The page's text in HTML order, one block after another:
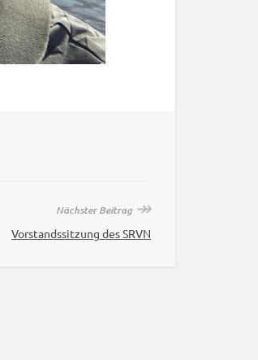
Nächster Beitrag ↠
Vorstandssitzung des SRVN